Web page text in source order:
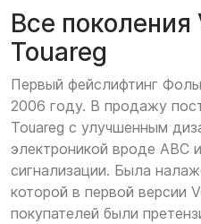
Все
Touareg
Первый фейслифтинг
2006 году. В продажу
Touareg с улучшенным
электроникой вроде ABC
сигнализации. Была
которой в первой версии
покупателей были